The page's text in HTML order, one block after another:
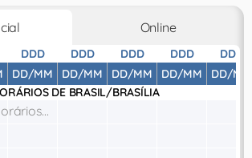
Online
DDD
DD/MM
DDD
DD/MM
DDD
DD/MM
DDD
DD/MM
DDD
DD/MM
DE BRASIL/BRASÍLIA